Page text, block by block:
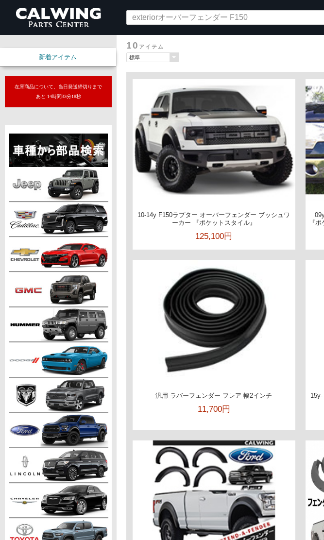
新着アイテム
在庫商品について、当日発送締切りまで
あと 14時間33分17秒
10 アイテム
10-14y F150ラプター オーバーフェンダー ブッシュワ
ーカー 『ポケットスタイル』
125,100円
『
汎用 ラバーフェンダー フレア 幅2インチ
11,700円